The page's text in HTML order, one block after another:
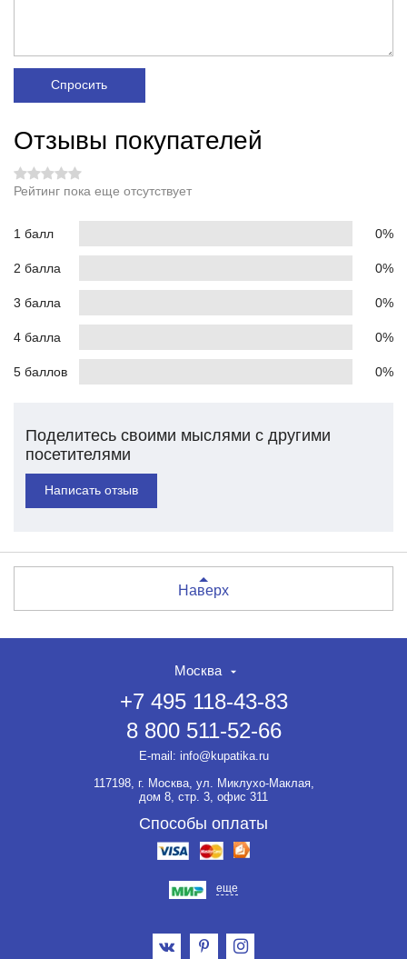
Спросить
Отзывы покупателей
Рейтинг пока еще отсутствует
1 балл 0%
2 балла 0%
3 балла 0%
4 балла 0%
5 баллов 0%
Поделитесь своими мыслями с другими
посетителями
Написать отзыв
Наверх
Москва
+7 495 118-43-83
8 800 511-52-66
E-mail: info@kupatika.ru
117198, г. Москва, ул. Миклухо-Маклая,
дом 8, стр. 3, офис 311
Способы оплаты
еще